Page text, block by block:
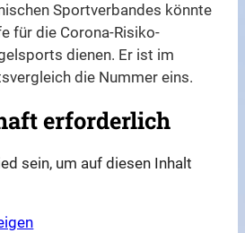
Sportverbandes könnte
für die Corona-Risiko-
dienen. Er ist im
die Nummer eins.
erforderlich
sein, um auf diesen Inhalt